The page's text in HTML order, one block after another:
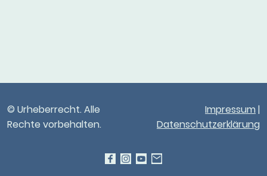
© Urheberrecht. Alle
Rechte vorbehalten.
Impressum |
Datenschutzerklärung